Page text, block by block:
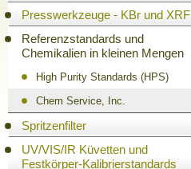
Presswerkzeuge - KBr und XRF
Referenzstandards und
Chemikalien in kleinen Mengen
High Purity Standards (HPS)
Chem Service, Inc.
Spritzenfilter
UV/VIS/IR Küvetten und
Festkörper-Kalibrierstandards